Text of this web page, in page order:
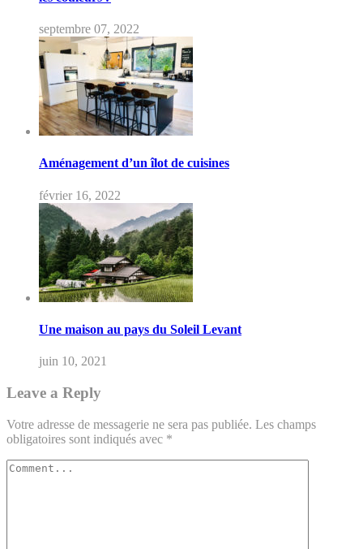
septembre 07, 2022
Aménagement d’un îlot de cuisines
février 16, 2022
Une maison au pays du Soleil Levant
juin 10, 2021
Leave a Reply
Votre adresse de messagerie ne sera pas publiée. Les champs
obligatoires sont indiqués avec *